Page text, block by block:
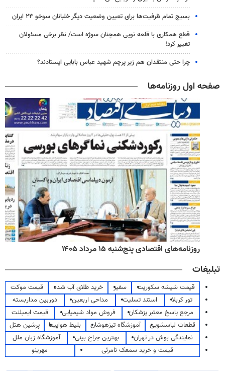
بسیج تمام ظرفیت‌ها برای تعیین وضعیت دیگر خلبانان سوخو ۲۴ ایران
قطع همکاری با قلعه نویی همچنان سوژه است/ نظر برخی مسئولان
تغییر کرد!
چرا حتی منتقدان هم زیر پرچم شهید عباس بابایی ایستادند؟
صفحه اول روزنامه‌ها
روزنامه‌های اقتصادی پنج‌شنبه ۱۵ مرداد ۱۴۰۵
تبلیغات
قیمت شیشه سکوریت سفیر خرید طلای آب شده
قیمت موکت
تور کربلا
استند تسلیت مداحی اربعین
دوربین مداربسته
مرجع پاسخ معتبر پزشکان
فروش مواد شیمیایی
قیمت ایمپلنت
قطعات لباسشویی
آموزشگاه تیزهوشان بلیط هواپیما
پرشین هتل
نمایندگی بوش در تهران
بهترین جراح بینی
آموزشگاه زبان ملل
قیمت و خرید سمعک نامرئی
مهرینو